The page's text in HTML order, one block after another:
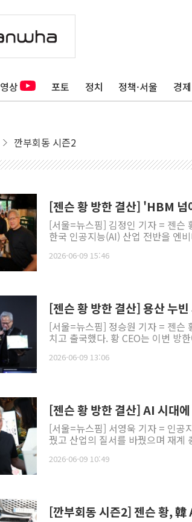
영상 포토 정치 정책·서울 경제
깐부회동 시즌2
[젠슨 황 방한 결산] 'HBM
[서울=뉴스핌] 김정인 기자 = 젠슨
한국 인공지능(AI) 산업 전반을 엔
2026-06-09 15:46
[젠슨 황 방한 결산] 용산 누
[서울=뉴스핌] 정승원 기자 = 젠슨
치고 출국했다. 황 CEO는 이번 방
2026-06-09 13:06
[젠슨 황 방한 결산] AI 시대
[서울=뉴스핌] 서영욱 기자 = 인공
꿨고 산업의 질서를 바꿨으며 재계
2026-06-09 10:49
[깐부회동 시즌2] 젠슨 황,